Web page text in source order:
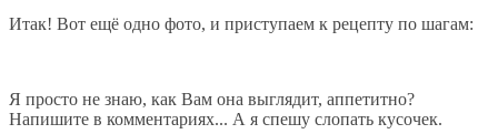
Итак! Вот ещё одно фото, и приступаем к рецепту по шагам:
Я просто не знаю, как Вам она выглядит, аппетитно?
Напишите в комментариях... А я спешу слопать кусочек.